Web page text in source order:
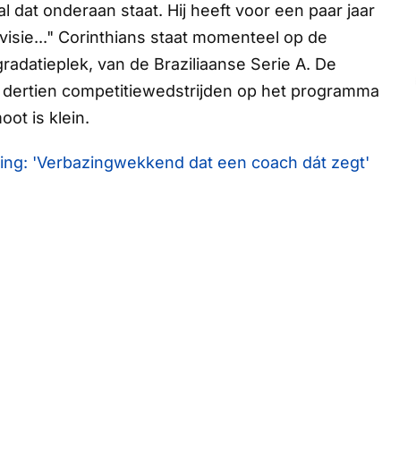
dat onderaan staat. Hij heeft voor een paar jaar
Corinthians staat momenteel op de
van de Braziliaanse Serie A. De
competitiewedstrijden op het programma
is klein.
'Verbazingwekkend dat een coach dát zegt'